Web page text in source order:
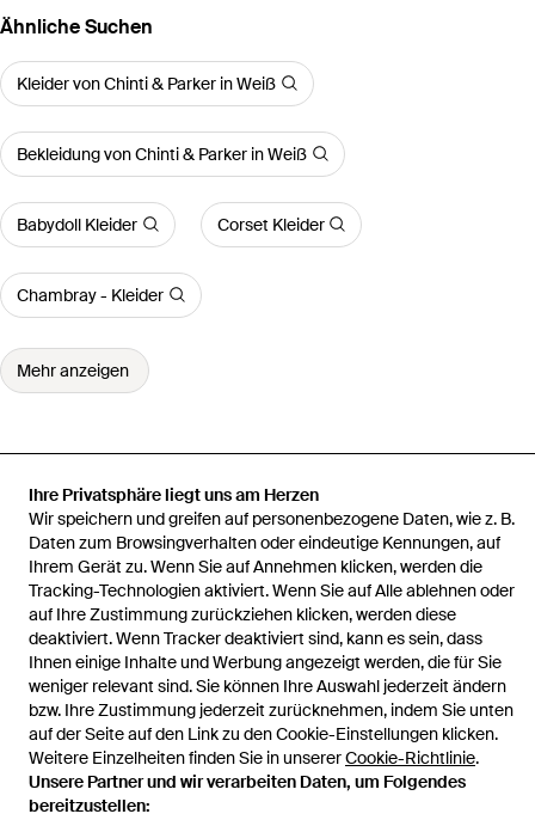
Ihre Privatsphäre liegt uns am Herzen
Wir speichern und greifen auf personenbezogene Daten, wie z. B.
Daten zum Browsingverhalten oder eindeutige Kennungen, auf
Ihrem Gerät zu. Wenn Sie auf Annehmen klicken, werden die
Tracking-Technologien aktiviert. Wenn Sie auf Alle ablehnen oder
auf Ihre Zustimmung zurückziehen klicken, werden diese
deaktiviert. Wenn Tracker deaktiviert sind, kann es sein, dass
Ihnen einige Inhalte und Werbung angezeigt werden, die für Sie
weniger relevant sind. Sie können Ihre Auswahl jederzeit ändern
bzw. Ihre Zustimmung jederzeit zurücknehmen, indem Sie unten
auf der Seite auf den Link zu den Cookie-Einstellungen klicken.
Weitere Einzelheiten finden Sie in unsererCookie-Richtlinie.
Unsere Partner und wir verarbeiten Daten, um Folgendes
bereitzustellen:
Ähnliche Suchen
Kleider von Chinti & Parker in Weiß
Bekleidung von Chinti & Parker in Weiß
Babydoll Kleider Corset Kleider
Chambray - Kleider
Mehr anzeigen
Startseite Damen Kleider Chinti & Parker Kleider
Ausschnitt
Hilfe und Informationen